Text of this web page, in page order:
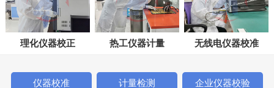
理化仪器校正 热工仪器计量 无线电仪器校准
仪器校准 计量检测 企业仪器校验